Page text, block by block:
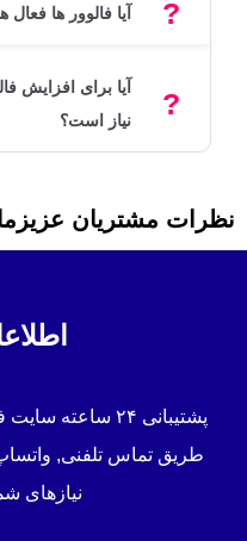
آیا فالوور ها فعال
آیا برای افزایش
نیاز است؟
نظرات مشتریان
پشتیبانی ۲۴
طریق تماس تلفنی,
نیازهای